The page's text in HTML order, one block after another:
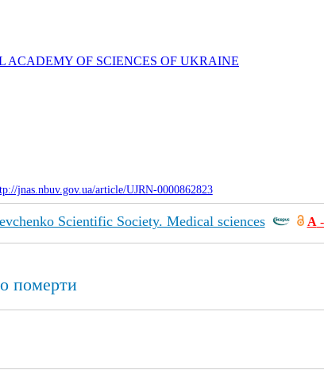
ACADEMY OF SCIENCES OF UKRAINE
jnas.nbuv.gov.ua/article/UJRN-0000862823
Scientific Society. Medical sciences А
померти